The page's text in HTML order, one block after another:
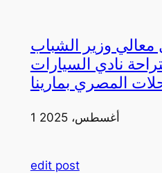
وزير الشباب
نادي السيارات
المصري بمارينا
1 أغسطس، 2025
edit post